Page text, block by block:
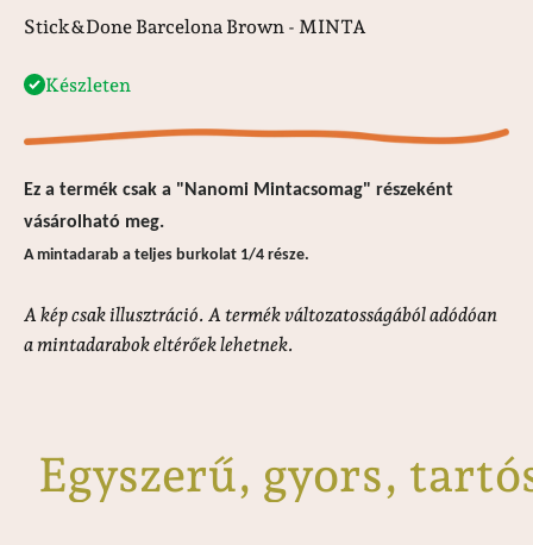
Stick&Done Barcelona Brown - MINTA
Készleten
Ez a termék csak a "Nanomi Mintacsomag" részeként
vásárolható meg.
A mintadarab a teljes burkolat 1/4 része.
A kép csak illusztráció. A termék változatosságából adódóan
a mintadarabok eltérőek lehetnek.
Egyszerű, gyors,